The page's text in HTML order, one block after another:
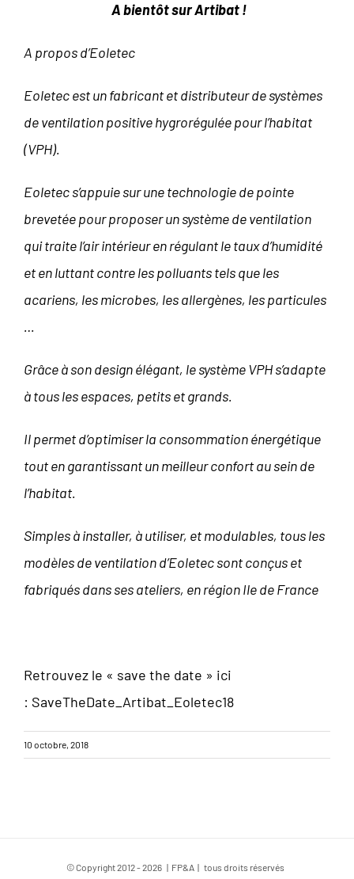
A bientôt sur Artibat !
A propos d’Eoletec
Eoletec est un fabricant et distributeur de systèmes
de ventilation positive hygrorégulée pour l’habitat
(VPH).
Eoletec s’appuie sur une technologie de pointe
brevetée pour proposer un système de ventilation
qui traite l’air intérieur en régulant le taux d’humidité
et en luttant contre les polluants tels que les
acariens, les microbes, les allergènes, les particules
…
Grâce à son design élégant, le système VPH s’adapte
à tous les espaces, petits et grands.
Il permet d’optimiser la consommation énergétique
tout en garantissant un meilleur confort au sein de
l’habitat.
Simples à installer, à utiliser, et modulables, tous les
modèles de ventilation d’Eoletec sont conçus et
fabriqués dans ses ateliers, en région Ile de France
Retrouvez le « save the date » ici
: SaveTheDate_Artibat_Eoletec18
10 octobre, 2018
© Copyright 2012 -2026 | FP&A | tous droits réservés